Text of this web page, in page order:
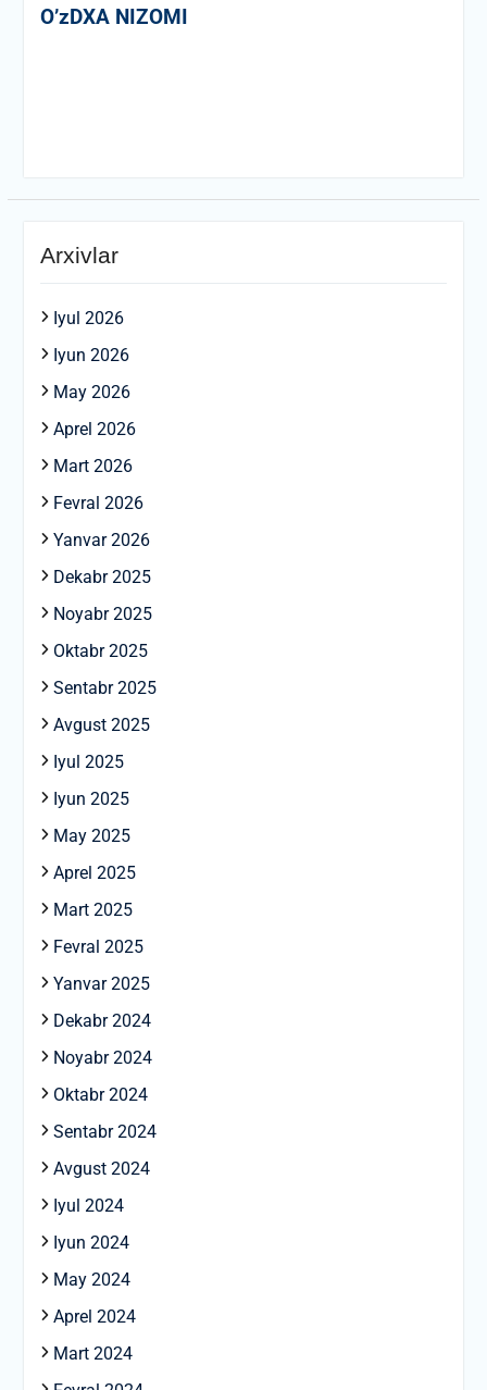
O’zDXA NIZOMI
Arxivlar
Iyul 2026
Iyun 2026
May 2026
Aprel 2026
Mart 2026
Fevral 2026
Yanvar 2026
Dekabr 2025
Noyabr 2025
Oktabr 2025
Sentabr 2025
Avgust 2025
Iyul 2025
Iyun 2025
May 2025
Aprel 2025
Mart 2025
Fevral 2025
Yanvar 2025
Dekabr 2024
Noyabr 2024
Oktabr 2024
Sentabr 2024
Avgust 2024
Iyul 2024
Iyun 2024
May 2024
Aprel 2024
Mart 2024